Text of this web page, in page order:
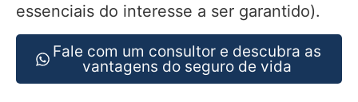
essenciais do interesse a ser garantido).
Fale com um consultor e descubra as
vantagens do seguro de vida